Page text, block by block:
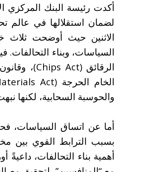
أكدت رئيسة البنك المركزي
لضمان استقلالها في عالم
الاثنين حيث أوضحت ثلاث
السياسات، وبناء التحالفات.
والحوسبة السحابية، لكنها
أما عن اتساق السياسات،
بسبب الترابط القوي بين
أهمية بناء التحالفات،